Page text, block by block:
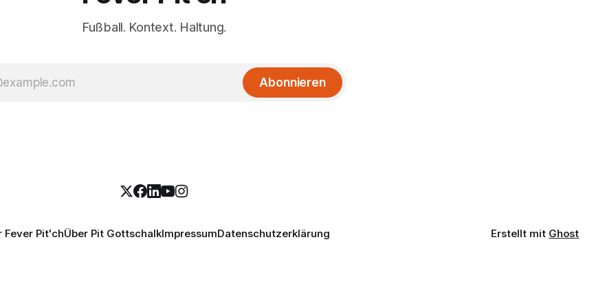
Fußball. Kontext. Haltung.
Abonnieren
Fever Pit'chÜber Pit GottschalkImpressumDatenschutzerklärung Erstellt mit Ghost